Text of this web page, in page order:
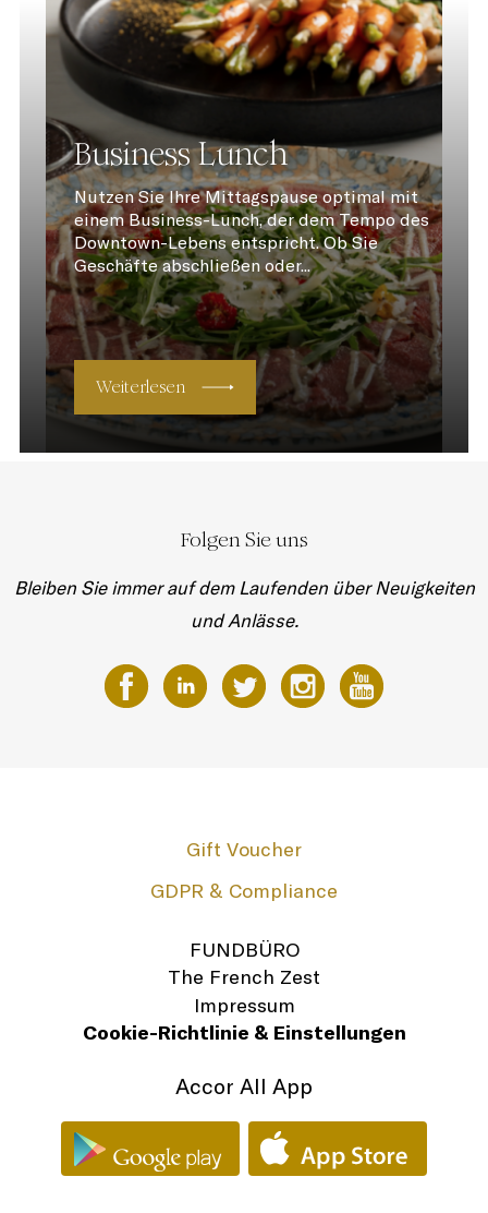
Business Lunch
Nutzen Sie Ihre Mittagspause optimal mit
einem Business-Lunch, der dem Tempo des
Downtown-Lebens entspricht. Ob Sie
Geschäfte abschließen oder...
Weiterlesen
Folgen Sie uns
Bleiben Sie immer auf dem Laufenden über Neuigkeiten
und Anlässe.
Gift Voucher
GDPR & Compliance
FUNDBÜRO
The French Zest
Impressum
Cookie-Richtlinie & Einstellungen
Accor All App